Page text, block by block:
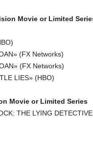
Movie or Limited
(FX Networks)
(FX Networks)
LIES» (HBO)
Movie or Limited Series
THE LYING